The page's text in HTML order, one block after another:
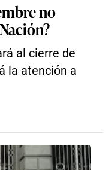
no
al cierre de
la atención a